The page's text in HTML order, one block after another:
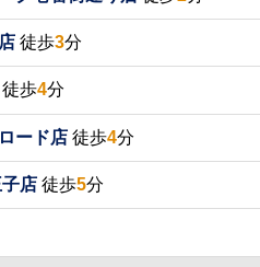
徒歩3分
徒歩4分
ード店 徒歩4分
店 徒歩5分